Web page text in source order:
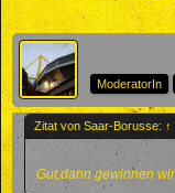
ModeratorIn
Zitat von Saar-Borusse: ↑
Gut,dann gewinnen